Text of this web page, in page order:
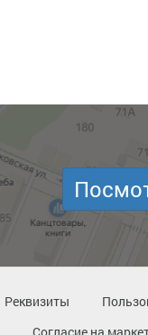
Реквизиты